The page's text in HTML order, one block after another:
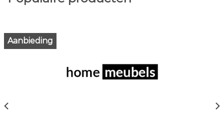
Aanbieding